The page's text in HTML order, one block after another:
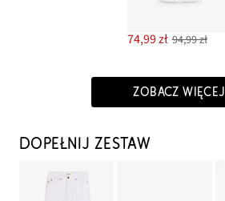
74,99 zł 94,99 zł
ZOBACZ WIĘCEJ
DOPEŁNIJ ZESTAW